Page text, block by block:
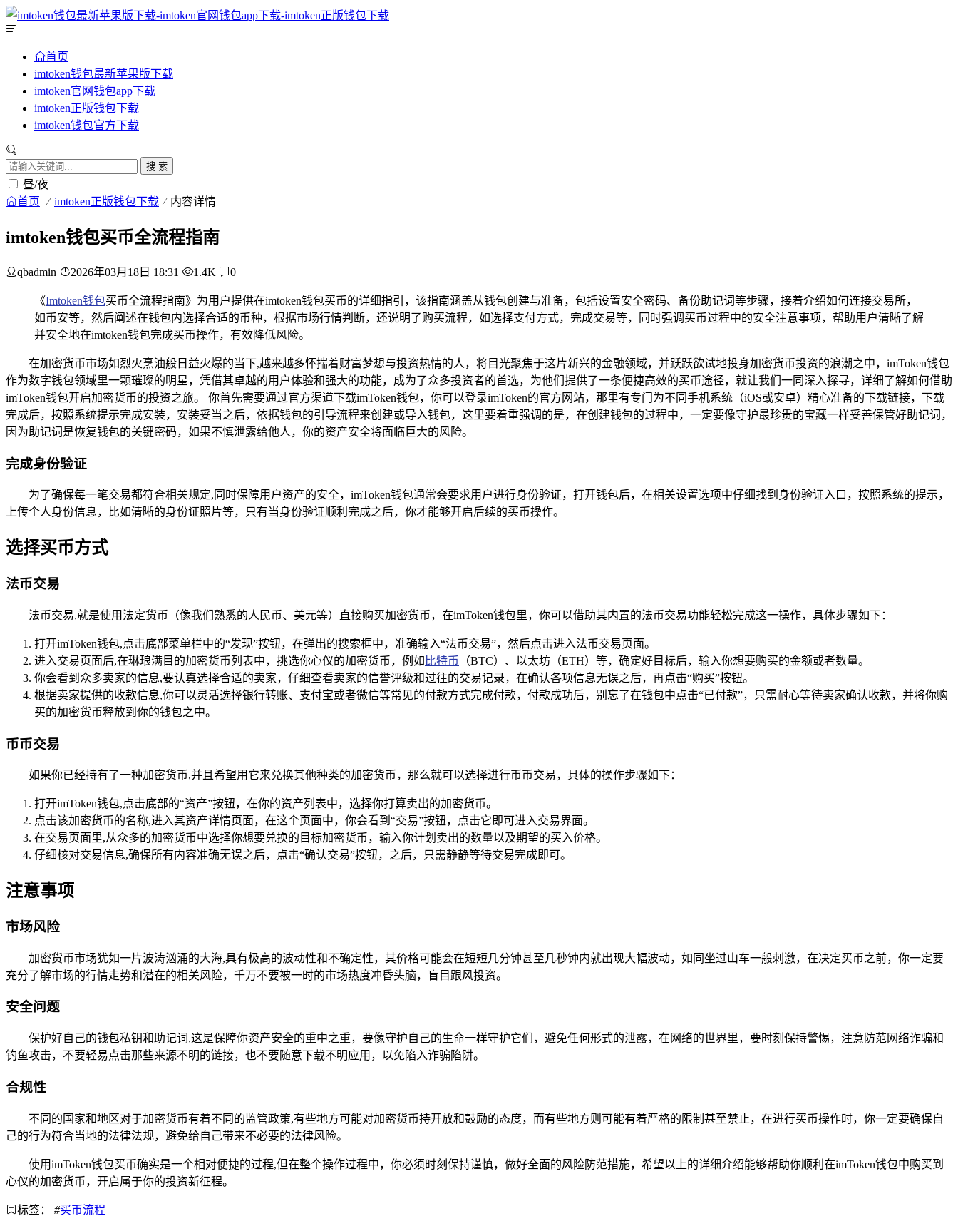
首页
imtoken钱包最新苹果版下载
imtoken官网钱包app下载
imtoken正版钱包下载
imtoken钱包官方下载
搜 索
昼/夜
首页 imtoken正版钱包下载 内容详情
imtoken钱包买币全流程指南
qbadmin 2026年03月18日 18:31 1.4K 0
《Imtoken钱包买币全流程指南》为用户提供在imtoken钱包买币的详细指引，该指南涵盖从钱包创建与准备，包括设置安全密码、备份助记词等步骤，接着介绍如何连接交易所，
如币安等，然后阐述在钱包内选择合适的币种，根据市场行情判断，还说明了购买流程，如选择支付方式，完成交易等，同时强调买币过程中的安全注意事项，帮助用户清晰了解
并安全地在imtoken钱包完成买币操作，有效降低风险。
在加密货币市场如烈火烹油般日益火爆的当下,越来越多怀揣着财富梦想与投资热情的人，将目光聚焦于这片新兴的金融领域，并跃跃欲试地投身加密货币投资的浪潮之中，imToken钱包
作为数字钱包领域里一颗璀璨的明星，凭借其卓越的用户体验和强大的功能，成为了众多投资者的首选，为他们提供了一条便捷高效的买币途径，就让我们一同深入探寻，详细了解如何借助
imToken钱包开启加密货币的投资之旅。 你首先需要通过官方渠道下载imToken钱包，你可以登录imToken的官方网站，那里有专门为不同手机系统（iOS或安卓）精心准备的下载链接，下载
完成后，按照系统提示完成安装，安装妥当之后，依据钱包的引导流程来创建或导入钱包，这里要着重强调的是，在创建钱包的过程中，一定要像守护最珍贵的宝藏一样妥善保管好助记词，
因为助记词是恢复钱包的关键密码，如果不慎泄露给他人，你的资产安全将面临巨大的风险。
完成身份验证
为了确保每一笔交易都符合相关规定,同时保障用户资产的安全，imToken钱包通常会要求用户进行身份验证，打开钱包后，在相关设置选项中仔细找到身份验证入口，按照系统的提示，
上传个人身份信息，比如清晰的身份证照片等，只有当身份验证顺利完成之后，你才能够开启后续的买币操作。
选择买币方式
法币交易
法币交易,就是使用法定货币（像我们熟悉的人民币、美元等）直接购买加密货币，在imToken钱包里，你可以借助其内置的法币交易功能轻松完成这一操作，具体步骤如下：
打开imToken钱包,点击底部菜单栏中的“发现”按钮，在弹出的搜索框中，准确输入“法币交易”，然后点击进入法币交易页面。
进入交易页面后,在琳琅满目的加密货币列表中，挑选你心仪的加密货币，例如 比特币
（BTC）、以太坊（ETH）等，确定好目标后，输入你想要购买的金额或者数量。
你会看到众多卖家的信息,要认真选择合适的卖家，仔细查看卖家的信誉评级和过往的交易记录，在确认各项信息无误之后，再点击“购买”按钮。
根据卖家提供的收款信息,你可以灵活选择银行转账、支付宝或者微信等常见的付款方式完成付款，付款成功后，别忘了在钱包中点击“已付款”，只需耐心等待卖家确认收款，并将你购
买的加密货币释放到你的钱包之中。
币币交易
如果你已经持有了一种加密货币,并且希望用它来兑换其他种类的加密货币，那么就可以选择进行币币交易，具体的操作步骤如下：
打开imToken钱包,点击底部的“资产”按钮，在你的资产列表中，选择你打算卖出的加密货币。
点击该加密货币的名称,进入其资产详情页面，在这个页面中，你会看到“交易”按钮，点击它即可进入交易界面。
在交易页面里,从众多的加密货币中选择你想要兑换的目标加密货币，输入你计划卖出的数量以及期望的买入价格。
仔细核对交易信息,确保所有内容准确无误之后，点击“确认交易”按钮，之后，只需静静等待交易完成即可。
注意事项
市场风险
加密货币市场犹如一片波涛汹涌的大海,具有极高的波动性和不确定性，其价格可能会在短短几分钟甚至几秒钟内就出现大幅波动，如同坐过山车一般刺激，在决定买币之前，你一定要
充分了解市场的行情走势和潜在的相关风险，千万不要被一时的市场热度冲昏头脑，盲目跟风投资。
安全问题
保护好自己的钱包私钥和助记词,这是保障你资产安全的重中之重，要像守护自己的生命一样守护它们，避免任何形式的泄露，在网络的世界里，要时刻保持警惕，注意防范网络诈骗和
钓鱼攻击，不要轻易点击那些来源不明的链接，也不要随意下载不明应用，以免陷入诈骗陷阱。
合规性
不同的国家和地区对于加密货币有着不同的监管政策,有些地方可能对加密货币持开放和鼓励的态度，而有些地方则可能有着严格的限制甚至禁止，在进行买币操作时，你一定要确保自
己的行为符合当地的法律法规，避免给自己带来不必要的法律风险。
使用imToken钱包买币确实是一个相对便捷的过程,但在整个操作过程中，你必须时刻保持谨慎，做好全面的风险防范措施，希望以上的详细介绍能够帮助你顺利在imToken钱包中购买到
心仪的加密货币，开启属于你的投资新征程。
标签： #买币流程